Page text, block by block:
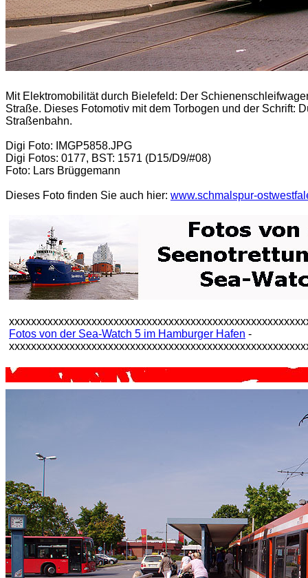
Mit Elektromobilität durch Bielefeld: Der
Straße. Dieses Fotomotiv mit dem Torbogen und der Schrift:
Straßenbahn.
Digi Foto: IMGP5858.JPG
Digi Fotos: 0177, BST: 1571 (D15/D9/#08)
Foto: Lars Brüggemann
Dieses Foto finden Sie auch hier: www.schmalspur-
Fotos von der Sea-Watch 5 im Hamburger Hafen -